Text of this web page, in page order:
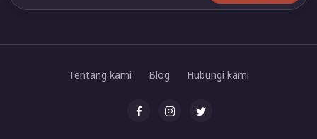
Tentang kami Blog Hubungi kami